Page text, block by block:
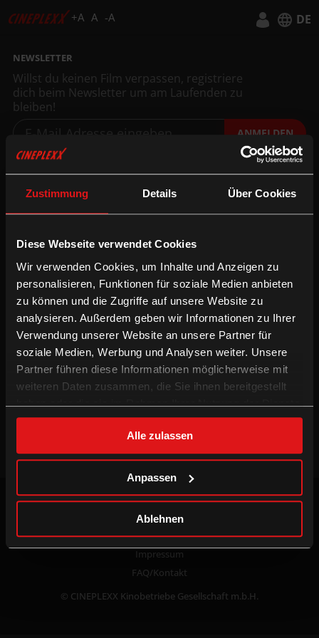
Zustimmung Details Über Cookies
Diese Webseite verwendet Cookies
Wir verwenden Cookies, um Inhalte und Anzeigen zu
personalisieren, Funktionen für soziale Medien anbieten
zu können und die Zugriffe auf unsere Website zu
analysieren. Außerdem geben wir Informationen zu Ihrer
Verwendung unserer Website an unsere Partner für
soziale Medien, Werbung und Analysen weiter. Unsere
Partner führen diese Informationen möglicherweise mit
weiteren Daten zusammen, die Sie ihnen bereitgestellt
haben oder die sie im Rahmen Ihrer Nutzung der Dienste
gesammelt haben.
Alle zulassen
Anpassen
Ablehnen
+A A -A DE
English
NEWSLETTER
Willst du keinen Film verpassen, registriere
dich beim Newsletter um am Laufenden zu
bleiben!
ANMELDEN
INFORMATION
Technologien
Gutschein-Info
Family Film Club Info
DOT.magazine
FOLGE UNS
Facebook
Instagram
TikTok
WhatsApp
B2B
Kino mieten
Kinowerbung
Schulkino
UNTERNEHMEN
Presse
Porträt
Jobs
CINEPLEXX APPS
© CINEPLEXX Kinobetriebe Gesellschaft m.b.H.
common.update_cookies
Datenschutzerklärung
AGB
Impressum
FAQ/Kontakt